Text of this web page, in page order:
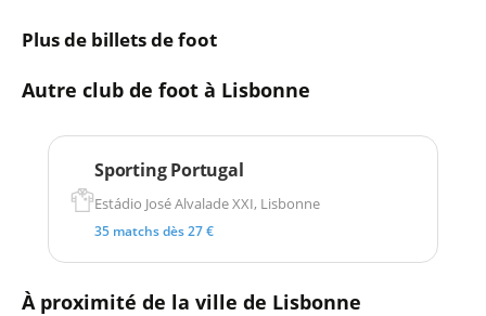
Plus de billets de foot
Autre club de foot à Lisbonne
Sporting Portugal
Estádio José Alvalade XXI, Lisbonne
35 matchs dès 27 €
À proximité de la ville de Lisbonne